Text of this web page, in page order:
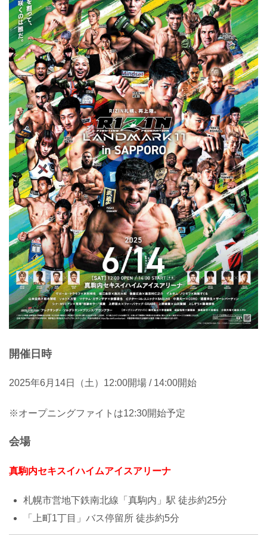
開催日時
2025年6月14日（土）12:00開場 / 14:00開始
※オープニングファイトは12:30開始予定
会場
真駒内セキスイハイムアイスアリーナ
札幌市営地下鉄南北線「真駒内」駅 徒歩約25分
「上町1丁目」バス停留所 徒歩約5分